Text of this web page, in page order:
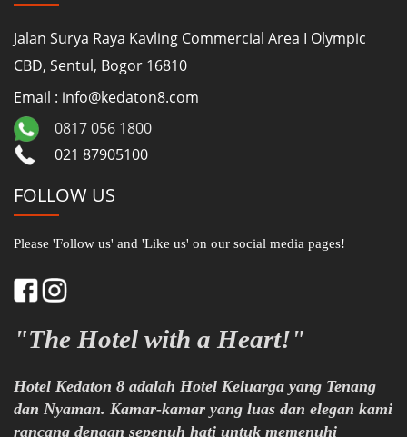
Jalan Surya Raya Kavling Commercial Area I Olympic
CBD, Sentul, Bogor 16810
Email : info@kedaton8.com
0817 056 1800
021 87905100
FOLLOW US
Please 'Follow us' and 'Like us' on our social media pages!
"The Hotel with a Heart!"
Hotel Kedaton 8 adalah Hotel Keluarga yang Tenang
dan Nyaman. Kamar-kamar yang luas dan elegan kami
rancang dengan sepenuh hati untuk memenuhi